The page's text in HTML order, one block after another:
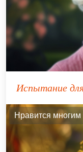
Испытание
Нравится многим